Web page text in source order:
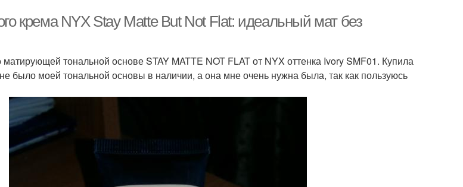
крема NYX Stay Matte But Not Flat: идеальный мат без
матирующей тональной основе STAY MATTE NOT FLAT от NYX оттенка Ivory SMF01. Купила
было моей тональной основы в наличии, а она мне очень нужна была, так как пользуюсь